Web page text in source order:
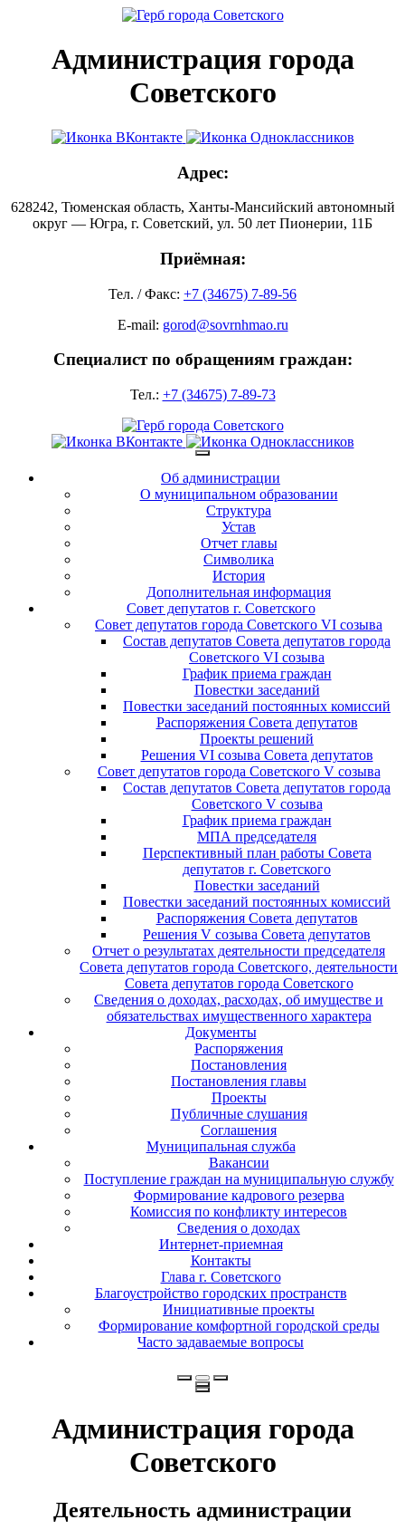
Администрация города
Советского
Адрес:
628242, Тюменская область, Ханты-Мансийский автономный
округ — Югра, г. Советский, ул. 50 лет Пионерии, 11Б
Приёмная:
Тел. / Факс: +7 (34675) 7-89-56
E-mail: gorod@sovrnhmao.ru
Специалист по обращениям граждан:
Тел.: +7 (34675) 7-89-73
Об администрации
О муниципальном образовании
Структура
Устав
Отчет главы
Символика
История
Дополнительная информация
Совет депутатов г. Советского
Совет депутатов города Советского VI созыва
Состав депутатов Совета депутатов города
Советского VI созыва
График приема граждан
Повестки заседаний
Повестки заседаний постоянных комиссий
Распоряжения Совета депутатов
Проекты решений
Решения VI созыва Совета депутатов
Совет депутатов города Советского V созыва
Состав депутатов Совета депутатов города
Советского V созыва
График приема граждан
МПА председателя
Перспективный план работы Совета
депутатов г. Советского
Повестки заседаний
Повестки заседаний постоянных комиссий
Распоряжения Совета депутатов
Решения V созыва Совета депутатов
Отчет о результатах деятельности председателя
Совета депутатов города Советского, деятельности
Совета депутатов города Советского
Сведения о доходах, расходах, об имуществе и
обязательствах имущественного характера
Документы
Распоряжения
Постановления
Постановления главы
Проекты
Публичные слушания
Соглашения
Муниципальная служба
Вакансии
Поступление граждан на муниципальную службу
Формирование кадрового резерва
Комиссия по конфликту интересов
Сведения о доходах
Интернет-приемная
Контакты
Глава г. Советского
Благоустройство городских пространств
Инициативные проекты
Формирование комфортной городской среды
Часто задаваемые вопросы
Администрация города
Советского
Деятельность администрации